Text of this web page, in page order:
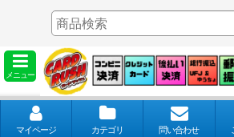
メニュー
マイページ カテゴリ 問い合わせ